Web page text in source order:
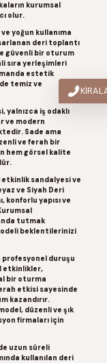
kurumsal
olur.
ve yoğun kullanıma
deri toplantı
güvenli bir oturum
sıra yerleşimleri
estetik
temiz ve
yalnızca iş odaklı
ve modern
Sade ama
ve ferah bir
hem görsel kalite
sandalyesi ve
ve Siyah Deri
konforlu yapısı ve
tutmak
beklentilerinizi
profesyonel duruşu
etkinlikler,
bir oturma
etkisi sayesinde
kazandırır.
düzenli ve şık
firmaları için
uzun süreli
kullanılan deri